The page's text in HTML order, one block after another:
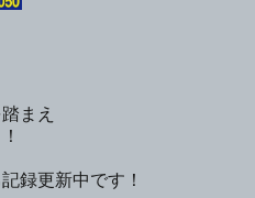
まえ
録更新中です！